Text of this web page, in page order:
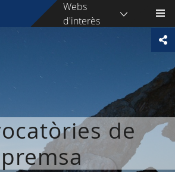
Webs
d'interès
de
premsa